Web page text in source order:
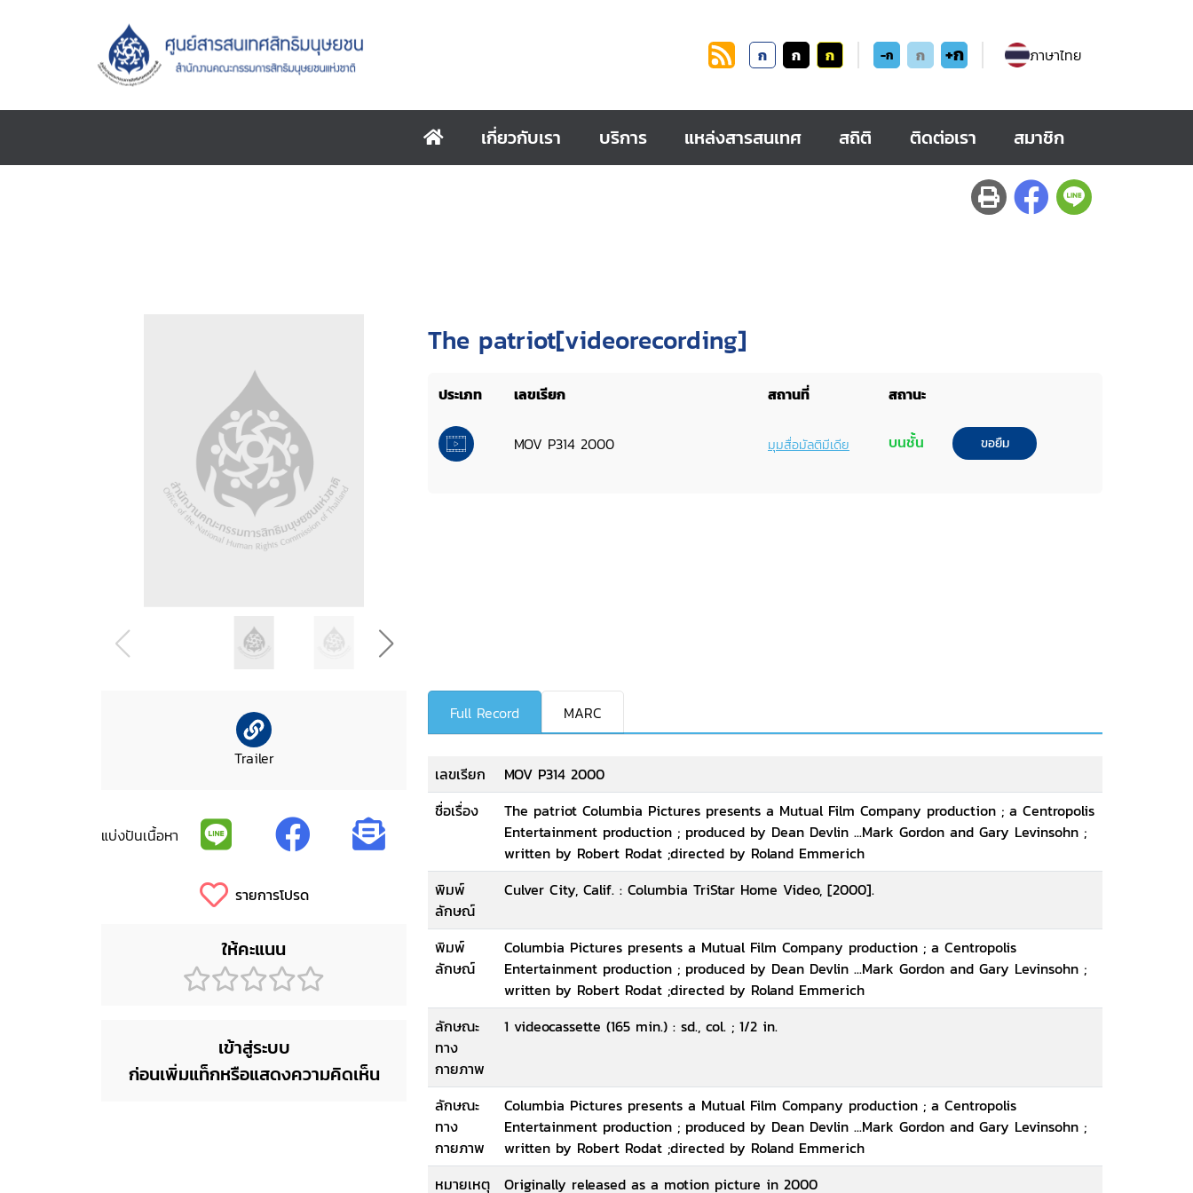
ก ก ก -ก ก +ก ภาษาไทย
เกี่ยวกับเรา บริการ แหล่งสารสนเทศ สถิติ ติดต่อเรา สมาชิก
The patriot[videorecording]
ประเภท เลขเรียก สถานที่ สถานะ
MOV P314 2000 มุมสื่อมัลติมีเดีย บนชั้น ขอยืม
Trailer
แบ่งปันเนื้อหา
รายการโปรด
ให้คะแนน
เข้าสู่ระบบ
ก่อนเพิ่มแท็กหรือแสดงความคิดเห็น
Full Record MARC
เลขเรียก
MOV P314 2000
ชื่อเรื่อง
The patriot Columbia Pictures presents a Mutual Film Company production ; a Centropolis
Entertainment production ; produced by Dean Devlin ...Mark Gordon and Gary Levinsohn ;
written by Robert Rodat ;directed by Roland Emmerich
พิมพ์
ลักษณ์
Culver City, Calif. : Columbia TriStar Home Video, [2000].
พิมพ์
ลักษณ์
Columbia Pictures presents a Mutual Film Company production ; a Centropolis
Entertainment production ; produced by Dean Devlin ...Mark Gordon and Gary Levinsohn ;
written by Robert Rodat ;directed by Roland Emmerich
ลักษณะ
ทาง
กายภาพ
1 videocassette (165 min.) : sd., col. ; 1/2 in.
ลักษณะ
ทาง
กายภาพ
Columbia Pictures presents a Mutual Film Company production ; a Centropolis
Entertainment production ; produced by Dean Devlin ...Mark Gordon and Gary Levinsohn ;
written by Robert Rodat ;directed by Roland Emmerich
หมายเหตุ
Originally released as a motion picture in 2000